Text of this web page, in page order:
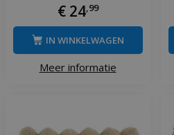
€ 24 99
Meer informatie
IN WINKELWAGEN